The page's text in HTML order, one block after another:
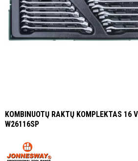
KOMBINUOTŲ RAKTŲ KOMPLEKTAS 16
W26116SP